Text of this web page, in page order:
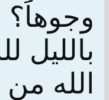
وجوهاً؟
بالليل
الله من